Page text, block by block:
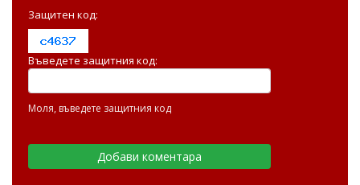
Защитен код:
Въведете защитния код:
Моля, въведете защитния код